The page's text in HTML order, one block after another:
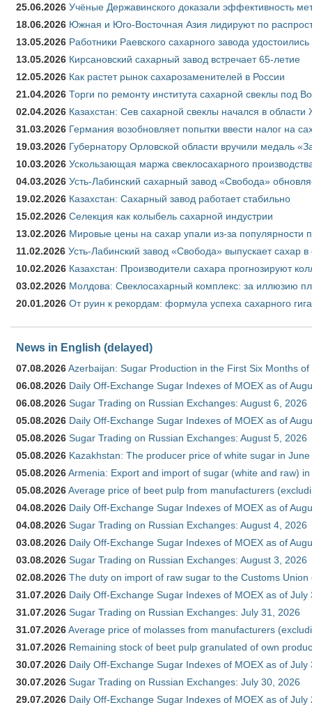
25.06.2026 Учёные Державинского доказали эффективность
18.06.2026 Южная и Юго-Восточная Азия лидируют по
13.05.2026 Работники Раевского сахарного завода удостоились
13.05.2026 Кирсановский сахарный завод встречает 65-летие
12.05.2026 Как растет рынок сахарозаменителей в России
21.04.2026 Торги по ремонту института сахарной свеклы под
02.04.2026 Казахстан: Сев сахарной свеклы начался в области
31.03.2026 Германия возобновляет попытки ввести налог на
19.03.2026 Губернатору Орловской области вручили медаль
10.03.2026 Ускользающая маржа свеклосахарного
04.03.2026 Усть-Лабинский сахарный завод «Свобода»
19.02.2026 Казахстан: Сахарный завод работает стабильно
15.02.2026 Селекция как колыбель сахарной индустрии
13.02.2026 Мировые цены на сахар упали из-за популярности
11.02.2026 Усть-Лабинский завод «Свобода» выпускает сахар в
10.02.2026 Казахстан: Производители сахара прогнозируют
03.02.2026 Молдова: Свеклосахарный комплекс: за иллюзию
20.01.2026 От руин к рекордам: формула успеха сахарного
News in English (delayed)
07.08.2026Azerbaijan: Sugar Production in the First Six Months of
06.08.2026 Daily Off-Exchange Sugar Indexes of MOEX as of
06.08.2026 Sugar Trading on Russian Exchanges: August 6, 2026
05.08.2026 Daily Off-Exchange Sugar Indexes of MOEX as of
05.08.2026 Sugar Trading on Russian Exchanges: August 5, 2026
05.08.2026 Kazakhstan: The producer price of white sugar in
05.08.2026Armenia: Export and import of sugar (white and raw)
05.08.2026Average price of beet pulp from manufacturers
04.08.2026 Daily Off-Exchange Sugar Indexes of MOEX as of
04.08.2026 Sugar Trading on Russian Exchanges: August 4, 2026
03.08.2026 Daily Off-Exchange Sugar Indexes of MOEX as of
03.08.2026 Sugar Trading on Russian Exchanges: August 3, 2026
02.08.2026 The duty on import of raw sugar to the Customs
31.07.2026 Daily Off-Exchange Sugar Indexes of MOEX as of July
31.07.2026 Sugar Trading on Russian Exchanges: July 31, 2026
31.07.2026Average price of molasses from manufacturers
31.07.2026 Remaining stock of beet pulp granulated of own
30.07.2026 Daily Off-Exchange Sugar Indexes of MOEX as of July
30.07.2026 Sugar Trading on Russian Exchanges: July 30, 2026
29.07.2026 Daily Off-Exchange Sugar Indexes of MOEX as of July